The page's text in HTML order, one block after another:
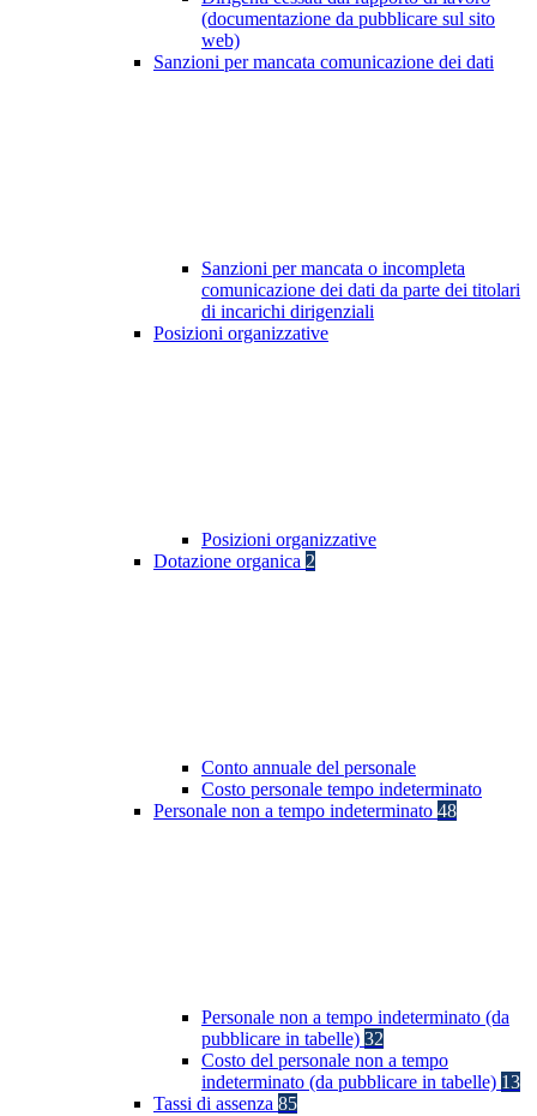
(documentazione da pubblicare sul sito
web)
Sanzioni per mancata comunicazione dei dati
Sanzioni per mancata o incompleta
comunicazione dei dati da parte dei titolari
di incarichi dirigenziali
Posizioni organizzative
Posizioni organizzative
Dotazione organica 2
Conto annuale del personale
Costo personale tempo indeterminato
Personale non a tempo indeterminato 48
Personale non a tempo indeterminato (da
pubblicare in tabelle) 32
Costo del personale non a tempo
indeterminato (da pubblicare in tabelle) 13
Tassi di assenza 85